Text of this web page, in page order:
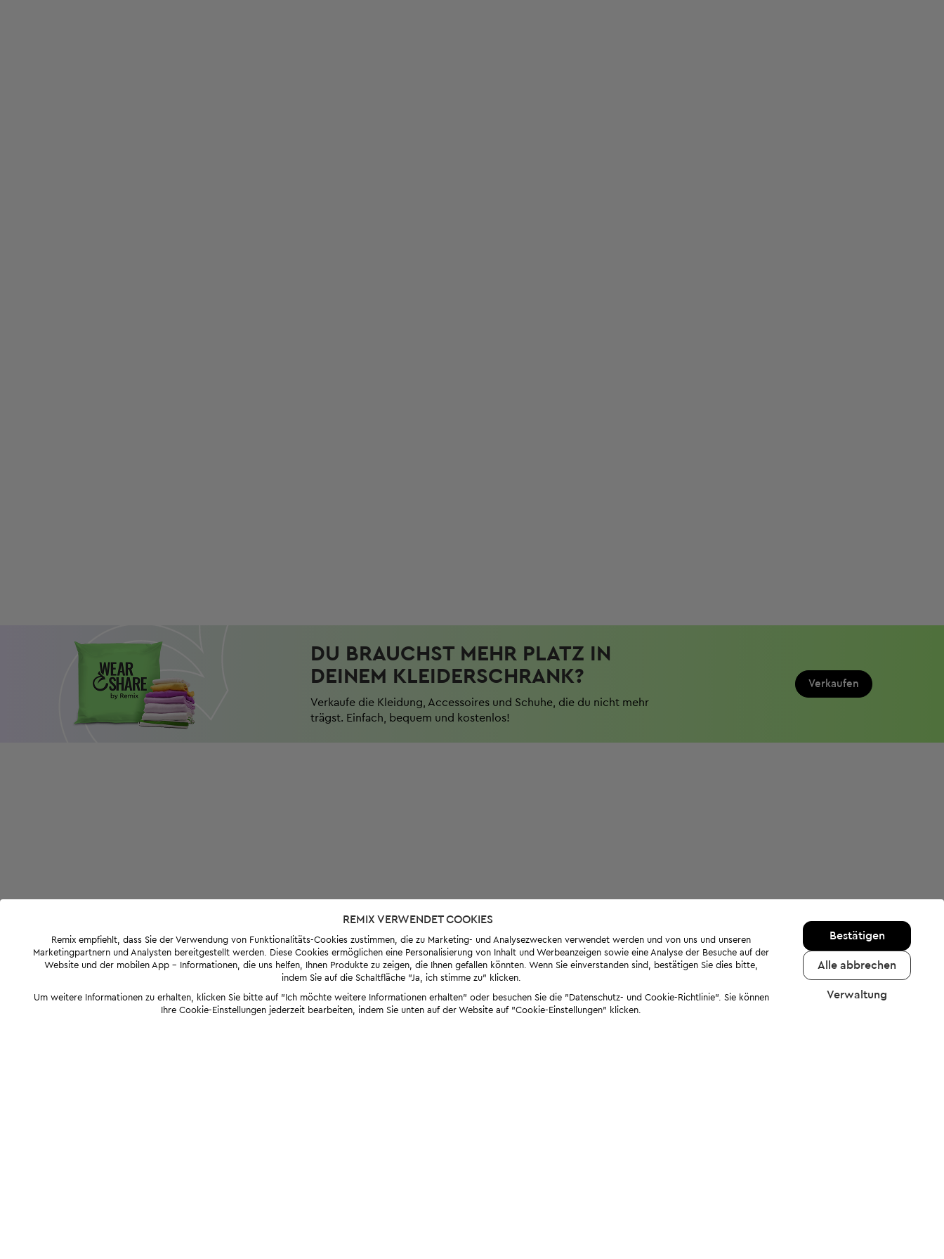
DU BRAUCHST MEHR PLATZ IN
DEINEM KLEIDERSCHRANK?
Verkaufe die Kleidung, Accessoires und Schuhe, die du nicht mehr
trägst. Einfach, bequem und kostenlos!
Verkaufen
REMIX VERWENDET COOKIES
Remix empfiehlt, dass Sie der Verwendung von Funktionalitäts-Cookies zustimmen, die zu Marketing- und Analysezwecken verwendet werden und von uns und unseren
Marketingpartnern und Analysten bereitgestellt werden. Diese Cookies ermöglichen eine Personalisierung von Inhalt und Werbeanzeigen sowie eine Analyse der Besuche auf der
Website und der mobilen App - Informationen, die uns helfen, Ihnen Produkte zu zeigen, die Ihnen gefallen könnten. Wenn Sie einverstanden sind, bestätigen Sie dies bitte,
indem Sie auf die Schaltfläche "Ja, ich stimme zu" klicken.
Um weitere Informationen zu erhalten, klicken Sie bitte auf "Ich möchte weitere Informationen erhalten" oder besuchen Sie die "Datenschutz- und Cookie-Richtlinie". Sie können
Ihre Cookie-Einstellungen jederzeit bearbeiten, indem Sie unten auf der Website auf "Cookie-Einstellungen" klicken.
Bestätigen
Alle abbrechen
Verwaltung